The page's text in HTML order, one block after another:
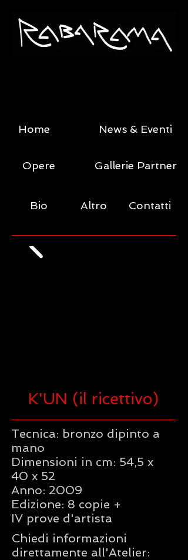
Home
Opere
Bio
News & Eventi
Gallerie Partner
Altro Contatti
K'UN (il ricettivo)
Tecnica: bronzo dipinto a
mano
Dimensioni in cm: 54,5 x
40 x 52
Anno: 2009
Edizione: 8 copie +
IV prove d'artista
Chiedi informazioni
direttamente all'Atelier: